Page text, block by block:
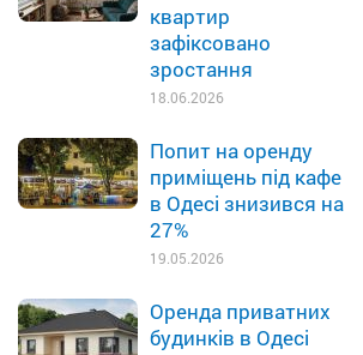
квартир
зафіксовано
зростання
18.06.2026
Попит на оренду
приміщень під кафе
в Одесі знизився на
27%
19.05.2026
Оренда приватних
будинків в Одесі